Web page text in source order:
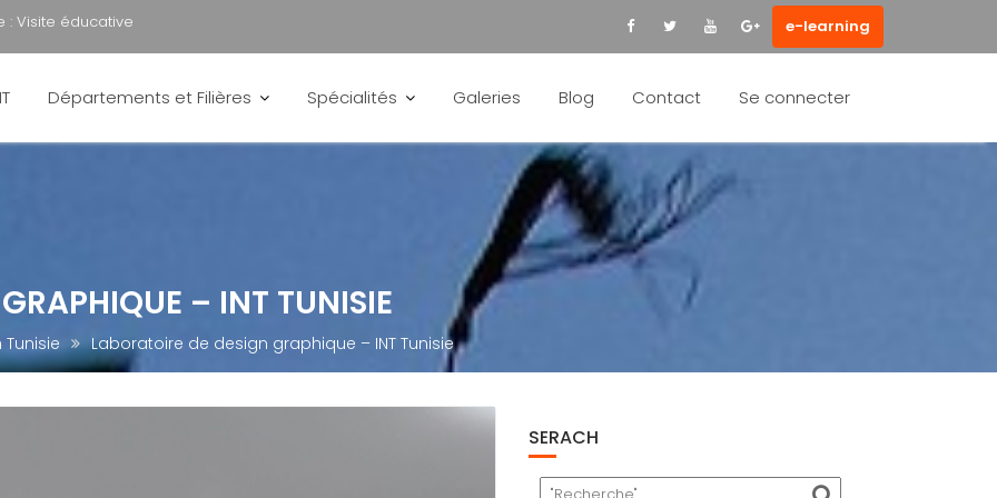
: Visite éducative e-learning
Départements et Filières Spécialités Galeries Blog Contact Se connecter
– INT TUNISIE
Laboratoire de design graphique – INT Tunisie
SERACH